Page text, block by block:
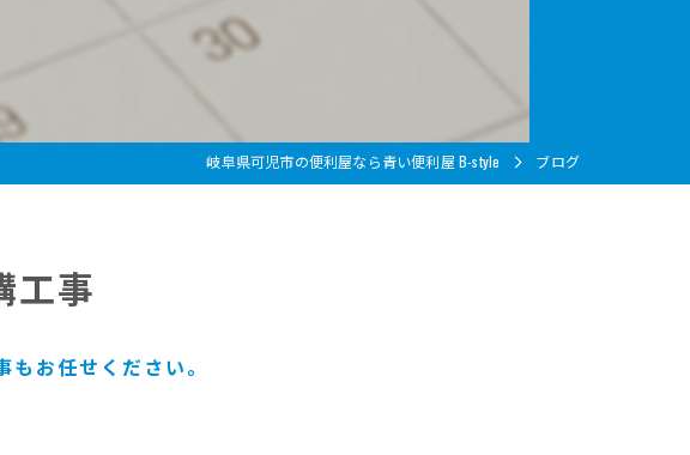
岐阜県可児市の便利屋なら青い便利屋 B-style ブログ
事
お任せください。